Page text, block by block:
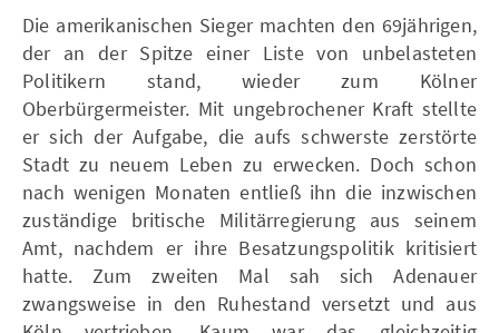
Die amerikanischen Sieger machten den 69jährigen,
der an der Spitze einer Liste von unbelasteten
Politikern stand, wieder zum Kölner
Oberbürgermeister. Mit ungebrochener Kraft stellte
er sich der Aufgabe, die aufs schwerste zerstörte
Stadt zu neuem Leben zu erwecken. Doch schon
nach wenigen Monaten entließ ihn die inzwischen
zuständige britische Militärregierung aus seinem
Amt, nachdem er ihre Besatzungspolitik kritisiert
hatte. Zum zweiten Mal sah sich Adenauer
zwangsweise in den Ruhestand versetzt und aus